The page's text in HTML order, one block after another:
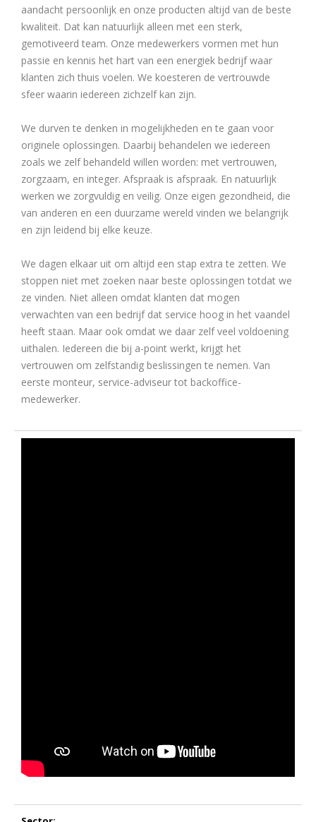
aandacht persoonlijk en onze producten altijd van de beste
kwaliteit. Dat kan natuurlijk alleen met een sterk,
gemotiveerd team. Onze medewerkers vormen met hun
passie en kennis het hart van een energiek bedrijf waar
klanten zich thuis voelen. We koesteren de vertrouwde
sfeer waarin iedereen zichzelf kan zijn.
We durven te denken in mogelijkheden en te gaan voor
originele oplossingen. Daarbij behandelen we iedereen
zoals we zelf behandeld willen worden: met vertrouwen,
zorgzaam, en integer. Afspraak is afspraak. En natuurlijk
werken we zorgvuldig en veilig. Onze eigen gezondheid, die
van anderen en een duurzame wereld vinden we belangrijk
en zijn leidend bij elke keuze.
We dagen elkaar uit om altijd een stap extra te zetten. We
stoppen niet met zoeken naar beste oplossingen totdat we
ze vinden. Niet alleen omdat klanten dat mogen
verwachten van een bedrijf dat service hoog in het vaandel
heeft staan. Maar ook omdat we daar zelf veel voldoening
uithalen. Iedereen die bij a-point werkt, krijgt het
vertrouwen om zelfstandig beslissingen te nemen. Van
eerste monteur, service-adviseur tot backoffice-
medewerker.